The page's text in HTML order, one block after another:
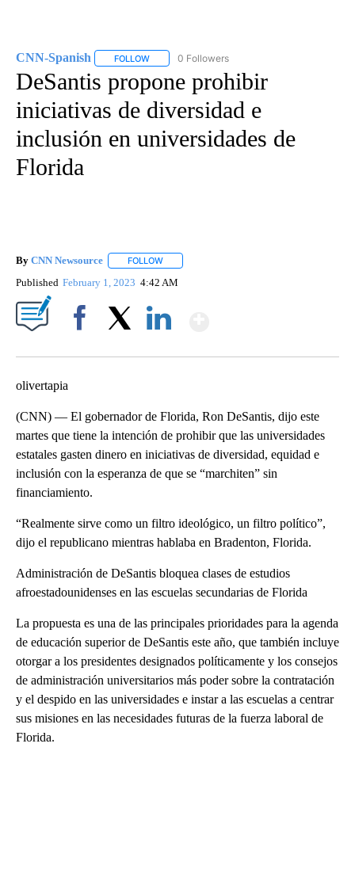
CNN-Spanish FOLLOW FOLLOW "CNN-SPANISH" TO RECEIVE
0 Followers
DeSantis propone prohibir
iniciativas de diversidad e
inclusión en universidades de
Florida
By CNN Newsource FOLLOW
Published February 1, 2023 4:42 AM
olivertapia
(CNN) — El gobernador de Florida, Ron DeSantis, dijo este
martes que tiene la intención de prohibir que las universidades
estatales gasten dinero en iniciativas de diversidad, equidad e
inclusión con la esperanza de que se “marchiten” sin
financiamiento.
“Realmente sirve como un filtro ideológico, un filtro político”,
dijo el republicano mientras hablaba en Bradenton, Florida.
Administración de DeSantis bloquea clases de estudios
afroestadounidenses en las escuelas secundarias de Florida
La propuesta es una de las principales prioridades para la agenda
de educación superior de DeSantis este año, que también incluye
otorgar a los presidentes designados políticamente y los consejos
de administración universitarios más poder sobre la contratación
y el despido en las universidades e instar a las escuelas a centrar
sus misiones en las necesidades futuras de la fuerza laboral de
Florida.